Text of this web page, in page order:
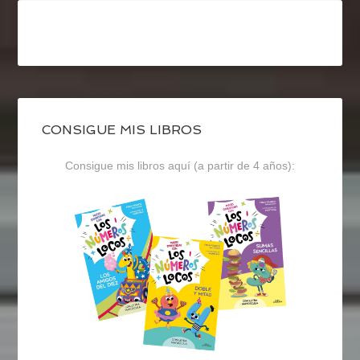
CONSIGUE MIS LIBROS
Consigue mis libros aquí (a partir de 4 años):